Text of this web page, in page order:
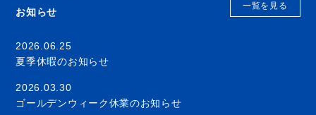
お知らせ
一覧を見る
2026.06.25
夏季休暇のお知らせ
2026.03.30
ゴールデンウィーク休業のお知らせ